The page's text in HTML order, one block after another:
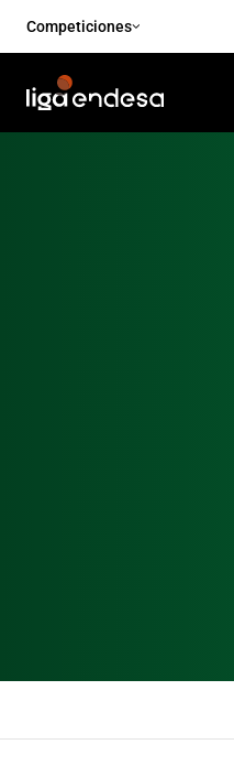
Competiciones